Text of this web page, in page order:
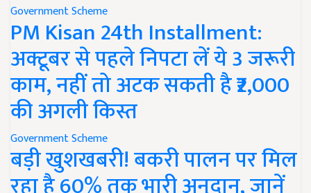
Government Scheme
PM Kisan 24th Installment:
अक्टूबर से पहले निपटा लें ये 3 जरूरी
काम, नहीं तो अटक सकती है ₹2,000
की अगली किस्त
Government Scheme
बड़ी खुशखबरी! बकरी पालन पर मिल